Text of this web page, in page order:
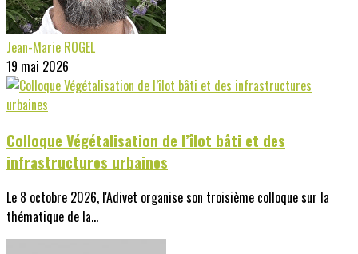
Jean-Marie ROGEL
19 mai 2026
Colloque Végétalisation de l’îlot bâti et des
infrastructures urbaines
Le 8 octobre 2026, l'Adivet organise son troisième colloque sur la
thématique de la...